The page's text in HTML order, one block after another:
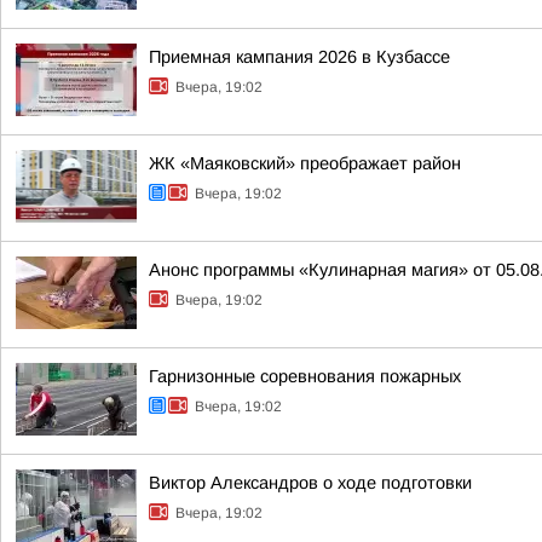
Приемная кампания 2026 в Кузбассе
Вчера, 19:02
ЖК «Маяковский» преображает район
Вчера, 19:02
Анонс программы «Кулинарная магия» от
Вчера, 19:02
Гарнизонные соревнования пожарных
Вчера, 19:02
Виктор Александров о ходе подготовки
Вчера, 19:02